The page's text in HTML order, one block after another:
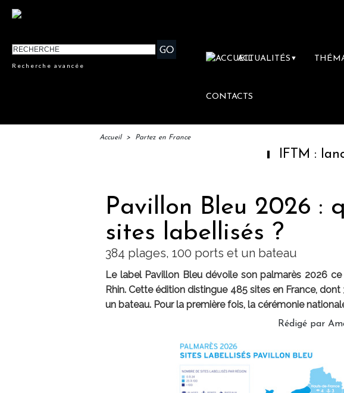
Recherche avancée
ACTUALITÉS ▼
CONTACTS
Accueil > Partez en France
IFTM :
Pavillon Bleu 2026 :
sites labellisés ?
384 plages, 100 ports et un bateau
Le label Pavillon Bleu dévoile son palmarès 2026
Rhin. Cette édition distingue 485 sites en France,
un bateau. Pour la première fois, la cérémonie
Rédigé par